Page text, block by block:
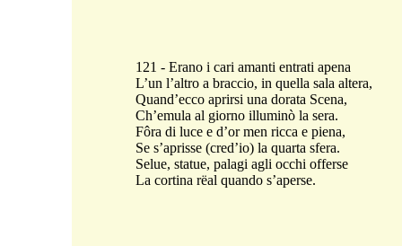
121 - Erano i cari amanti entrati apena
L’un l’altro a braccio, in quella sala altera,
Quand’ecco aprirsi una dorata Scena,
Ch’emula al giorno illuminò la sera.
Fôra di luce e d’or men ricca e piena,
Se s’aprisse (cred’io) la quarta sfera.
Selue, statue, palagi agli occhi offerse
La cortina rëal quando s’aperse.